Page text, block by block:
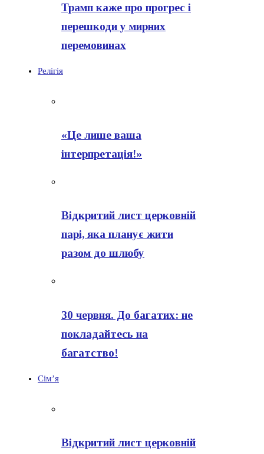
Трамп каже про прогрес і
перешкоди у мирних
перемовинах
Релігія
«Це лише ваша
інтерпретація!»
Відкритий лист церковній
парі, яка планує жити
разом до шлюбу
30 червня. До багатих: не
покладайтесь на
багатство!
Сім’я
Відкритий лист церковній